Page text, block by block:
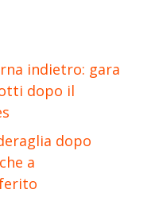
indietro: gara
dopo il
dopo
a